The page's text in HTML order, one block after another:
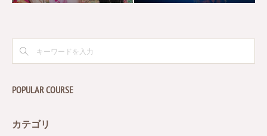
POPULAR COURSE
カテゴリ